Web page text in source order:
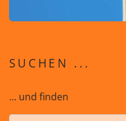
SUCHEN ...
... und finden